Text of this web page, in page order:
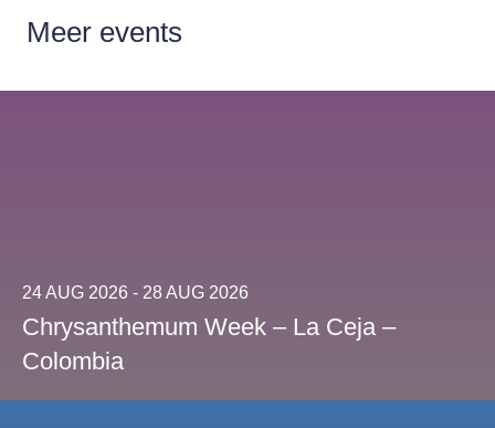
Meer events
24 AUG 2026 - 28 AUG 2026
Chrysanthemum Week – La Ceja –
Colombia